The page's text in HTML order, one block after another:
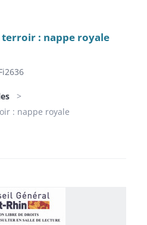
terroir : nappe royale
: nappe royale